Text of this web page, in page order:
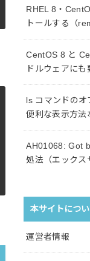
RHEL 8・
トールする（
CentOS 8 と
ドルウェアにも
ls コマンドのオ
便利な表示方法
AH01068: Got
処法（エックス
本サイトにつ
運営者情報